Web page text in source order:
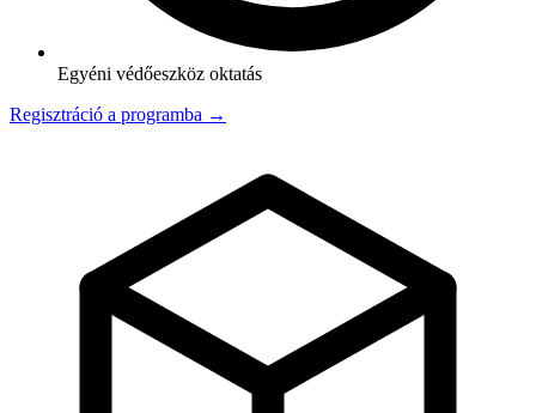
Egyéni védőeszköz oktatás
Regisztráció a programba →